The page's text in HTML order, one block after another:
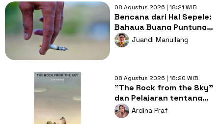
08 Agustus 2026 | 18:21 WIB
Bencana dari Hal Sepele:
Bahaya Buang Puntung
Rokok Sembarangan di
Musim Kemarau
Juandi Manullang
08 Agustus 2026 | 18:20 WIB
"The Rock from the Sky"
dan Pelajaran tentang
Berani Menghadapi
Perubahan
Ardina Praf